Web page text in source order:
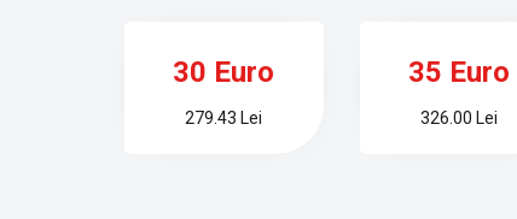
30 Euro
279.43 Lei
35 Euro
326.00 Lei